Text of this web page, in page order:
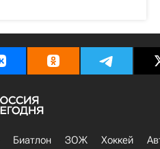
Биатлон ЗОЖ Хоккей